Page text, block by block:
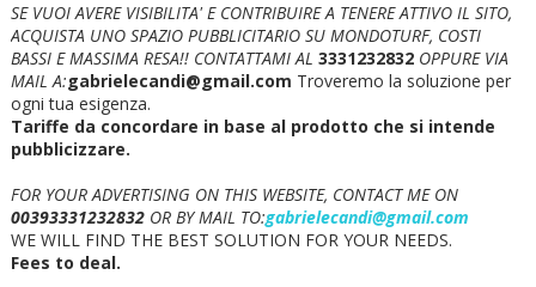
SE VUOI AVERE VISIBILITA' E CONTRIBUIRE A TENERE ATTIVO IL SITO,
ACQUISTA UNO SPAZIO PUBBLICITARIO SU MONDOTURF, COSTI
BASSI E MASSIMA RESA!! CONTATTAMI AL 3331232832 OPPURE VIA
MAIL A:gabrielecandi@gmail.com Troveremo la soluzione per
ogni tua esigenza.
Tariffe da concordare in base al prodotto che si intende
pubblicizzare.
FOR YOUR ADVERTISING ON THIS WEBSITE, CONTACT ME ON
00393331232832OR BY MAIL TO:gabrielecandi@gmail.com
WE WILL FIND THE BEST SOLUTION FOR YOUR NEEDS.
Fees to deal.